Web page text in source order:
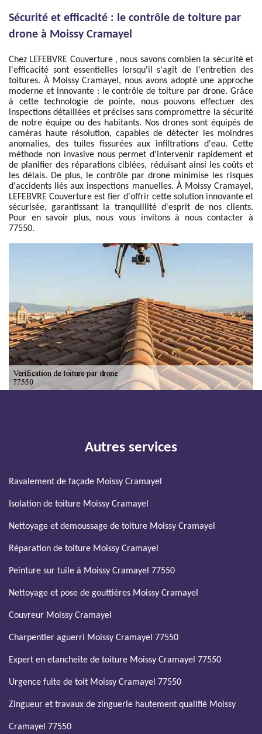
Sécurité et efficacité : le contrôle de toiture par
drone à Moissy Cramayel
Chez LEFEBVRE Couverture , nous savons combien la sécurité et
l'efficacité sont essentielles lorsqu'il s'agit de l'entretien des
toitures. À Moissy Cramayel, nous avons adopté une approche
moderne et innovante : le contrôle de toiture par drone. Grâce
à cette technologie de pointe, nous pouvons effectuer des
inspections détaillées et précises sans compromettre la sécurité
de notre équipe ou des habitants. Nos drones sont équipés de
caméras haute résolution, capables de détecter les moindres
anomalies, des tuiles fissurées aux infiltrations d'eau. Cette
méthode non invasive nous permet d'intervenir rapidement et
de planifier des réparations ciblées, réduisant ainsi les coûts et
les délais. De plus, le contrôle par drone minimise les risques
d'accidents liés aux inspections manuelles. À Moissy Cramayel,
LEFEBVRE Couverture est fier d'offrir cette solution innovante et
sécurisée, garantissant la tranquillité d'esprit de nos clients.
Pour en savoir plus, nous vous invitons à nous contacter à
77550.
Autres services
Ravalement de façade Moissy Cramayel
Isolation de toiture Moissy Cramayel
Nettoyage et demoussage de toiture Moissy Cramayel
Réparation de toiture Moissy Cramayel
Peinture sur tuile à Moissy Cramayel 77550
Nettoyage et pose de gouttières Moissy Cramayel
Couvreur Moissy Cramayel
Charpentier aguerri Moissy Cramayel 77550
Expert en etancheite de toiture Moissy Cramayel 77550
Urgence fuite de toit Moissy Cramayel 77550
Zingueur et travaux de zinguerie hautement qualifié Moissy
Cramayel 77550